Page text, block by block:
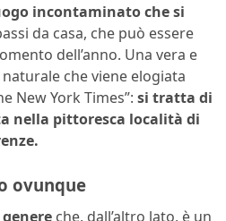
incontaminato che si
da casa, che può essere
dell’anno. Una vera e
che viene elogiata
New York Times”: si tratta di
nella pittoresca località di
ovunque
che, dall’altro lato, è un